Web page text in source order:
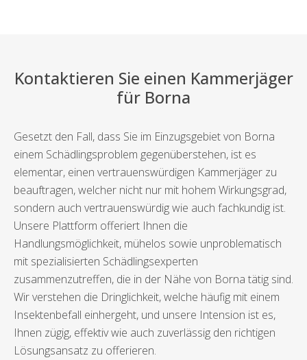
Kontaktieren Sie einen Kammerjäger
für Borna
Gesetzt den Fall, dass Sie im Einzugsgebiet von Borna
einem Schädlingsproblem gegenüberstehen, ist es
elementar, einen vertrauenswürdigen Kammerjäger zu
beauftragen, welcher nicht nur mit hohem Wirkungsgrad,
sondern auch vertrauenswürdig wie auch fachkundig ist.
Unsere Plattform offeriert Ihnen die
Handlungsmöglichkeit, mühelos sowie unproblematisch
mit spezialisierten Schädlingsexperten
zusammenzutreffen, die in der Nähe von Borna tätig sind.
Wir verstehen die Dringlichkeit, welche häufig mit einem
Insektenbefall einhergeht, und unsere Intension ist es,
Ihnen zügig, effektiv wie auch zuverlässig den richtigen
Lösungsansatz zu offerieren.